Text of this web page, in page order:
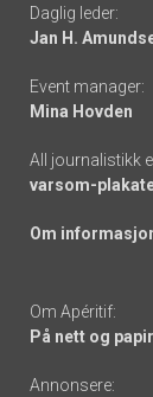
links
Daglig leder:
Jan H.
Event manager:
Mina Hovden
All journalistikk
varsom-
Om
Om Apéritif:
På nett og
Annonsere: